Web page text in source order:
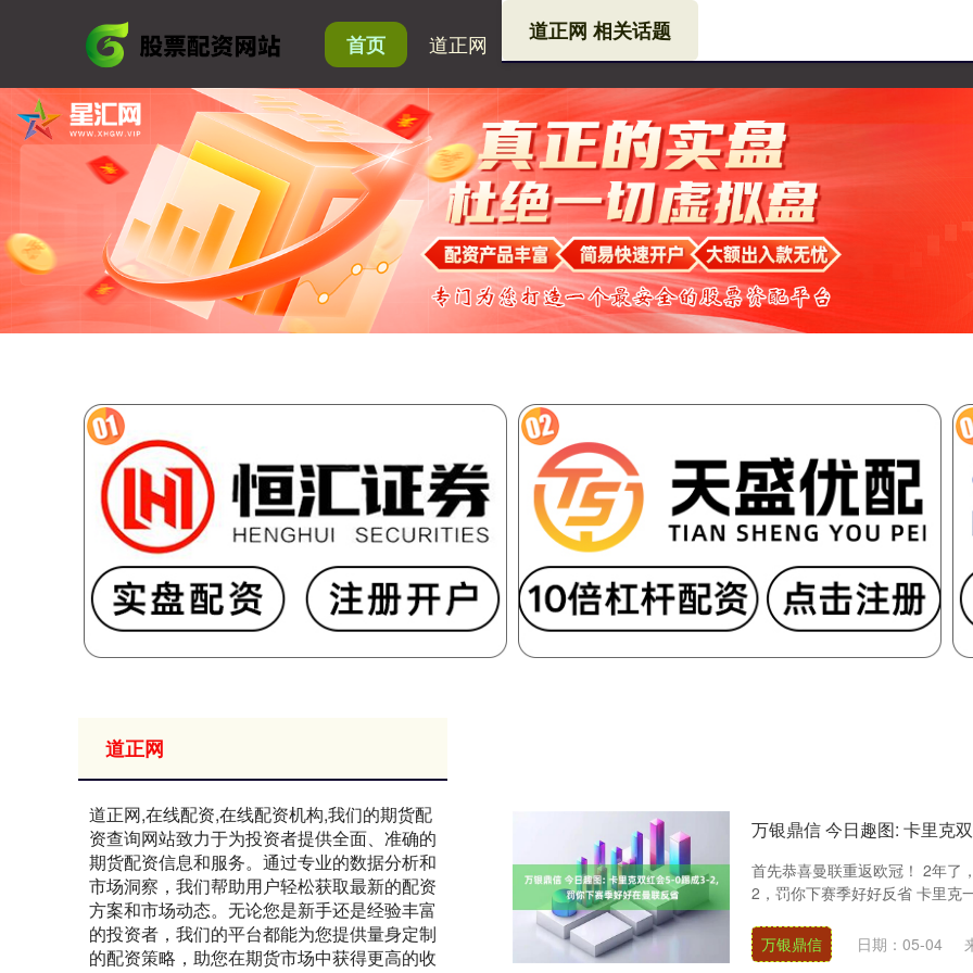
首页 道正网 在线配资 在线配资机构
道正网 相关话题
万银鼎信 今日趣图: 卡里克
首先恭喜曼联重返欧冠！ 2年了
2，罚你下赛季好好反省 卡里克
万银鼎信 日期：05-04
道正网
道正网,在线配资,在线配资机构,我们的期货配
资查询网站致力于为投资者提供全面、准确的
期货配资信息和服务。通过专业的数据分析和
市场洞察，我们帮助用户轻松获取最新的配资
方案和市场动态。无论您是新手还是经验丰富
的投资者，我们的平台都能为您提供量身定制
的配资策略，助您在期货市场中获得更高的收